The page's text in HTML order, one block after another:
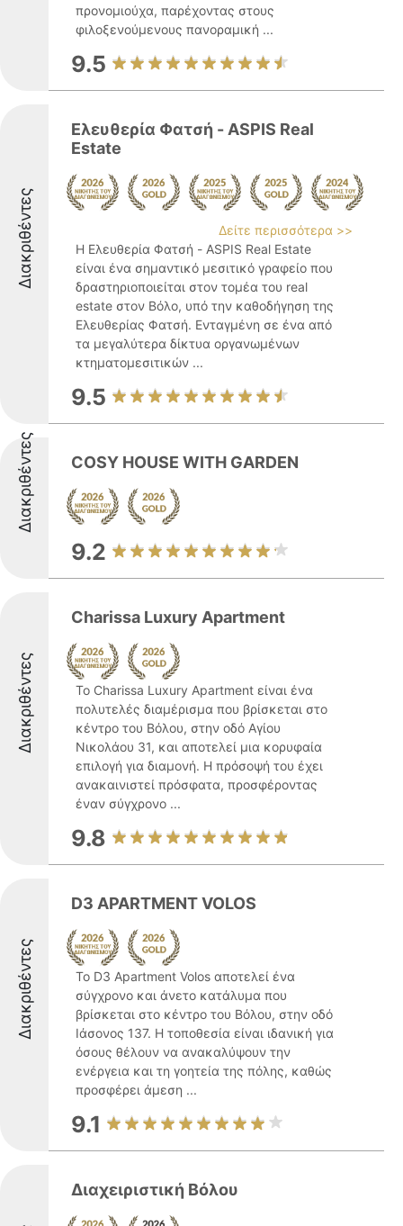
προνομιούχα, παρέχοντας στους
φιλοξενούμενους πανοραμική ...
9.5
Διακριθέντες
Ελευθερία Φατσή - ASPIS Real
Estate
Δείτε περισσότερα >>
Η Ελευθερία Φατσή - ASPIS Real Estate
είναι ένα σημαντικό μεσιτικό γραφείο που
δραστηριοποιείται στον τομέα του real
estate στον Βόλο, υπό την καθοδήγηση της
Ελευθερίας Φατσή. Ενταγμένη σε ένα από
τα μεγαλύτερα δίκτυα οργανωμένων
κτηματομεσιτικών ...
9.5
Διακριθέντες COSY HOUSE WITH GARDEN
9.2
Διακριθέντες
Charissa Luxury Apartment
Το Charissa Luxury Apartment είναι ένα
πολυτελές διαμέρισμα που βρίσκεται στο
κέντρο του Βόλου, στην οδό Αγίου
Νικολάου 31, και αποτελεί μια κορυφαία
επιλογή για διαμονή. Η πρόσοψή του έχει
ανακαινιστεί πρόσφατα, προσφέροντας
έναν σύγχρονο ...
9.8
Διακριθέντες
D3 APARTMENT VOLOS
Το D3 Apartment Volos αποτελεί ένα
σύγχρονο και άνετο κατάλυμα που
βρίσκεται στο κέντρο του Βόλου, στην οδό
Ιάσονος 137. Η τοποθεσία είναι ιδανική για
όσους θέλουν να ανακαλύψουν την
ενέργεια και τη γοητεία της πόλης, καθώς
προσφέρει άμεση ...
9.1
Διαχειριστική Βόλου